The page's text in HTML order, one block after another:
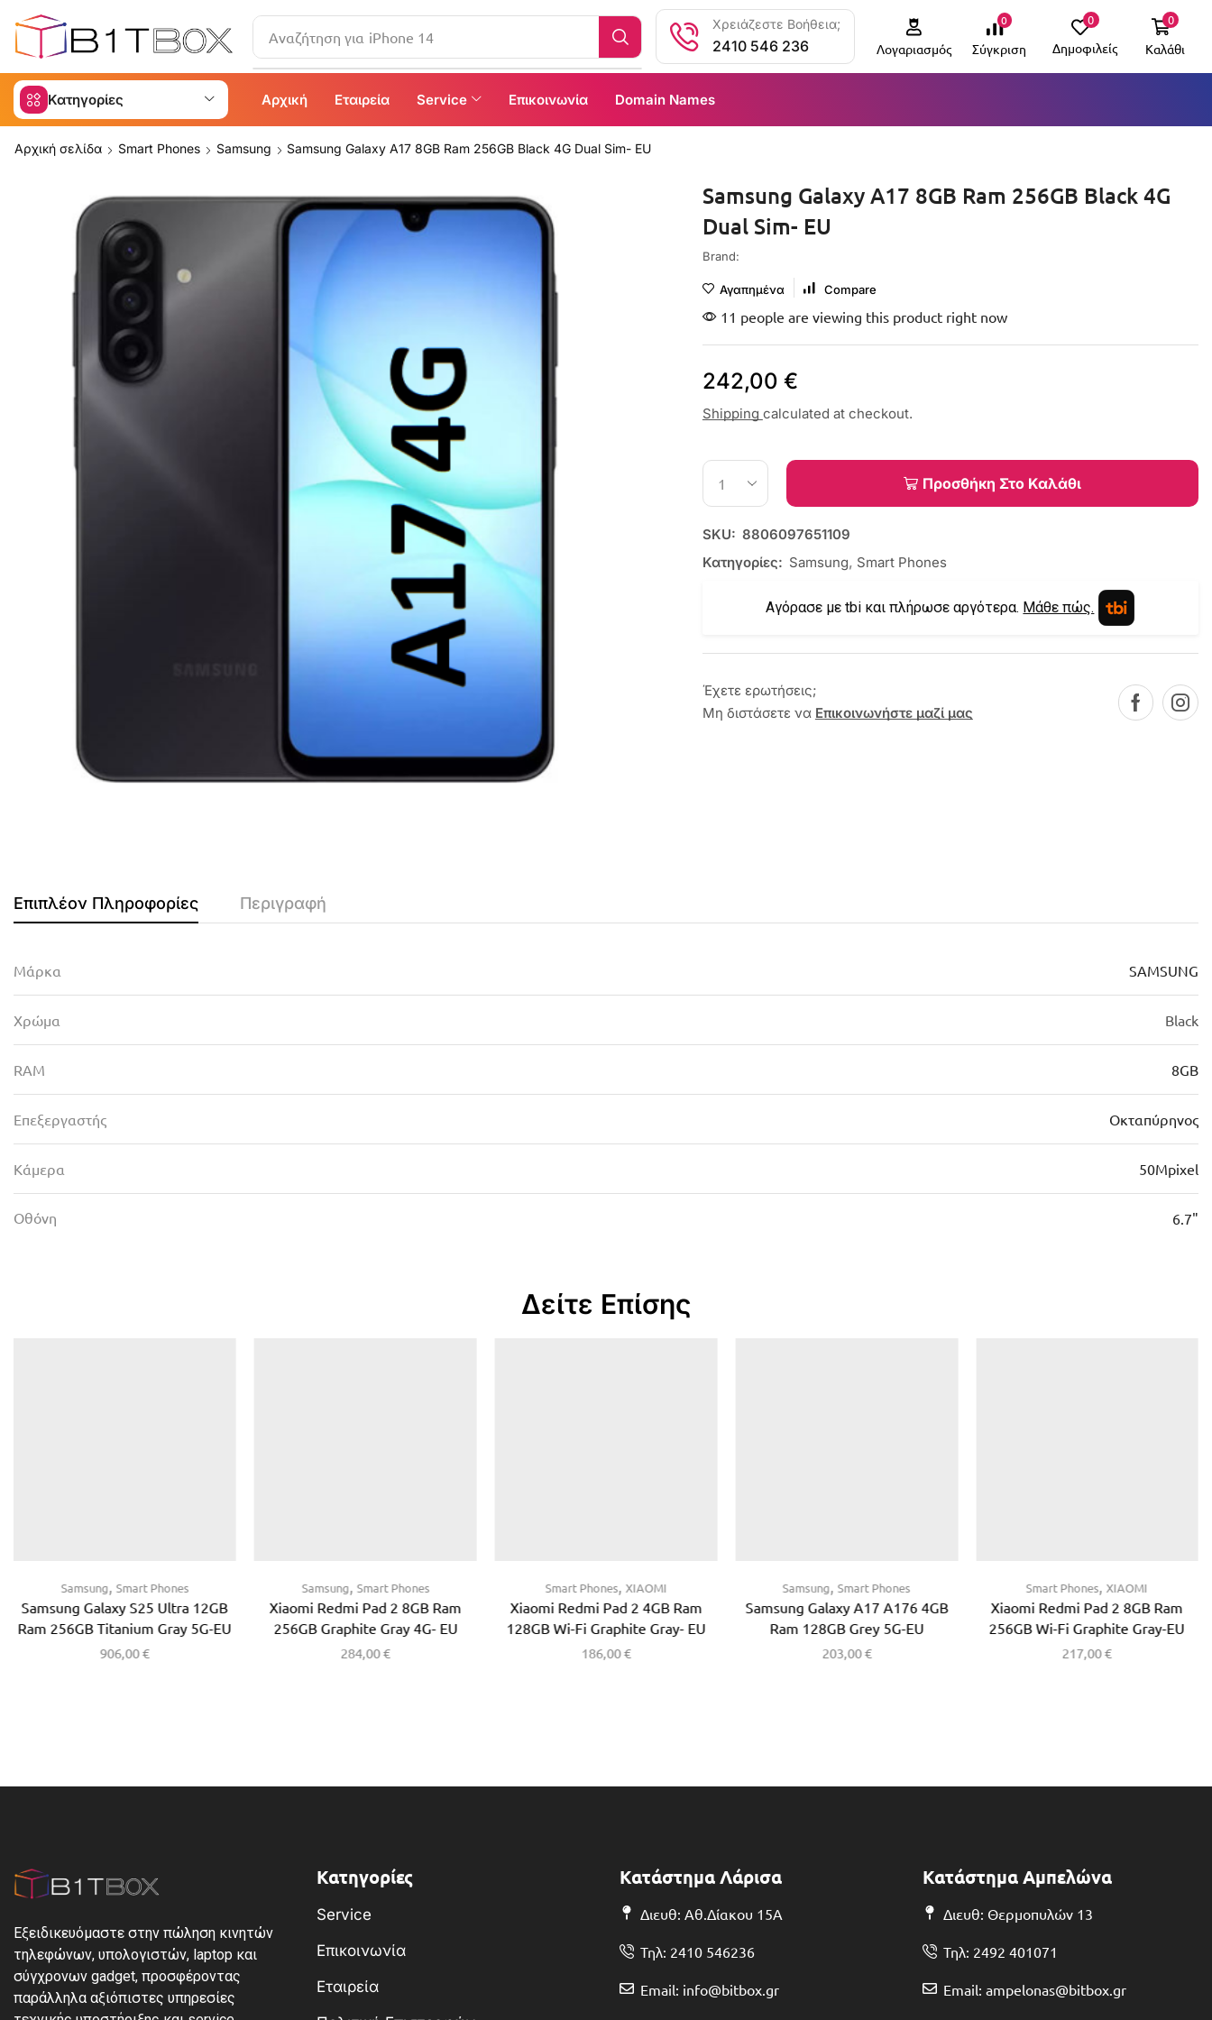
Αναζήτηση για iPhone 14
Χρειάζεστε Βοήθεια;
2410 546 236 Λογαριασμός
0
Σύγκριση
0
Δημοφιλείς
0
Καλάθι
Κατηγορίες Αρχική Εταιρεία Service Επικοινωνία Domain Names
Αρχική σελίδα Smart Phones Samsung Samsung Galaxy A17 8GB Ram 256GB Black 4G Dual Sim- EU
Samsung Galaxy A17 8GB Ram 256GB Black 4G
Dual Sim- EU
Brand:
Αγαπημένα Compare
11 people are viewing this product right now
242,00 €
Shipping calculated at checkout.
Προσθήκη Στο Καλάθι
SKU: 8806097651109
Κατηγορίες: Samsung, Smart Phones
Αγόρασε με tbi και πλήρωσε αργότερα. Μάθε πώς.
Έχετε ερωτήσεις;
Μη διστάσετε να Επικοινωνήστε μαζί μας
Επιπλέον Πληροφορίες Περιγραφή
Μάρκα SAMSUNG
Χρώμα Black
RAM 8GB
Επεξεργαστής Οκταπύρηνος
Κάμερα 50Mpixel
Οθόνη 6.7"
Δείτε Επίσης
Samsung Smart Phones
Samsung Galaxy S25 Ultra 12GB
Ram 256GB Titanium Gray 5G-EU
906,00€
Samsung Smart Phones
Xiaomi Redmi Pad 2 8GB Ram
256GB Graphite Gray 4G- EU
284,00€
Smart Phones XIAOMI
Xiaomi Redmi Pad 2 4GB Ram
128GB Wi-Fi Graphite Gray- EU
186,00€
Samsung Smart Phones
Samsung Galaxy A17 A176 4GB
Ram 128GB Grey 5G-EU
203,00€
Smart Phones ,XIAOMI
Xiaomi Redmi Pad 2 8GB Ram
256GB Wi-Fi Graphite Gray-EU
217,00€
Εξειδικευόμαστε στην πώληση κινητών
τηλεφώνων, υπολογιστών, laptop και
σύγχρονων gadget, προσφέροντας
παράλληλα αξιόπιστες υπηρεσίες
Κατηγορίες
Service
Επικοινωνία
Εταιρεία
Κατάστημα Λάρισα
Διευθ: Αθ.Δίακου 15Α
Τηλ: 2410 546236
Email: info@bitbox.gr
Κατάστημα Αμπελώνα
Διευθ: Θερμοπυλών 13
Τηλ: 2492 401071
Email: ampelonas@bitbox.gr